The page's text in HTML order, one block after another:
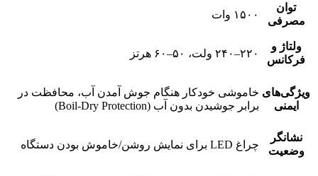
توان
مصرفی
۱۵۰۰ وات
ولتاژ و
فرکانس
۲۲۰–۲۴۰ ولت، ۵۰–۶۰ هرتز
ویژگی‌های
ایمنی
خاموشی خودکار هنگام جوش آمدن آب، محافظت در
برابر جوشیدن بدون آب (Boil-Dry Protection)
نشانگر
وضعیت
چراغ LED برای نمایش روشن/خاموش بودن دستگاه